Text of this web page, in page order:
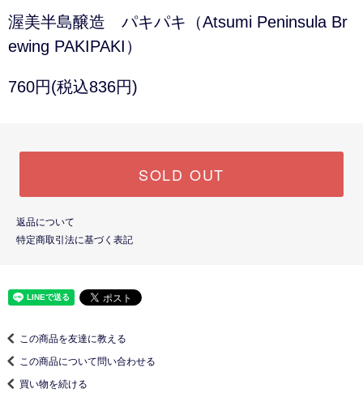
渥美半島醸造 パキパキ（Atsumi Peninsula Br
ewing PAKIPAKI）
760円(税込836円)
SOLD OUT
返品について
特定商取引法に基づく表記
この商品を友達に教える
この商品について問い合わせる
買い物を続ける